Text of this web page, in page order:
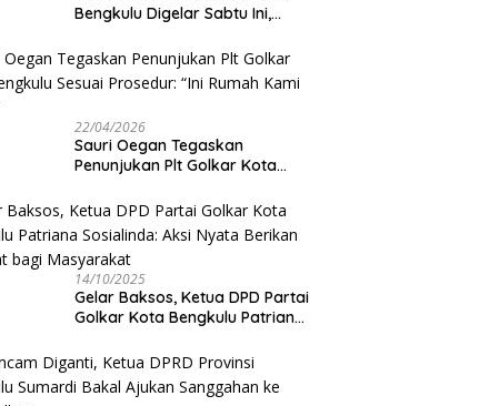
Bengkulu Digelar Sabtu Ini,
Disetujui
22/04/2026
Sauri Oegan Tegaskan
Penunjukan Plt Golkar Kota
Rumah Kami Sendiri”
14/10/2025
‎Gelar Baksos, Ketua DPD Partai
Golkar Kota Bengkulu Patriana
Manfaat bagi Masyarakat